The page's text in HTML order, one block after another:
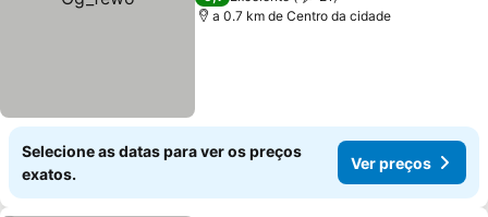
a 0.7 km de Centro da cidade
Selecione as datas para ver os preços
exatos.
Ver preços